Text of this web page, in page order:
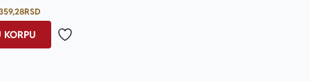
RSD
Dodaj u omiljene